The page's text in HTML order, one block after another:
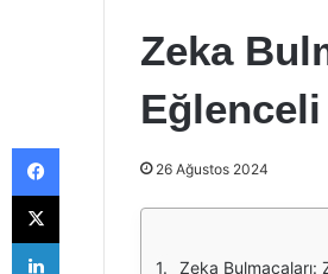
Zeka
Eğlenceli
26 Ağustos 2024
Zeka Bulmacaları:
Facebook
X
LinkedIn